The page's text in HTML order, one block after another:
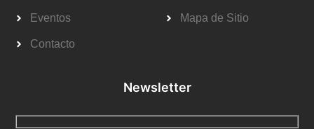
Eventos
Contacto
Mapa de Sitio
Newsletter